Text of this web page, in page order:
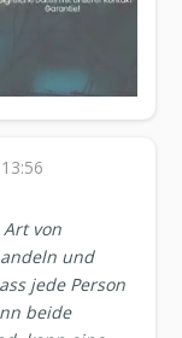
von
und
jede Person
beide